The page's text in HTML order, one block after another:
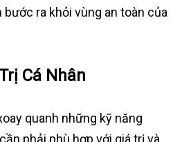
ra khỏi vùng an toàn của
Cá Nhân
quanh những kỹ năng
phải phù hợp với giá trị và